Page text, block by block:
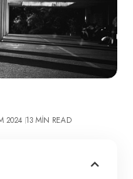
2024 13 MIN READ